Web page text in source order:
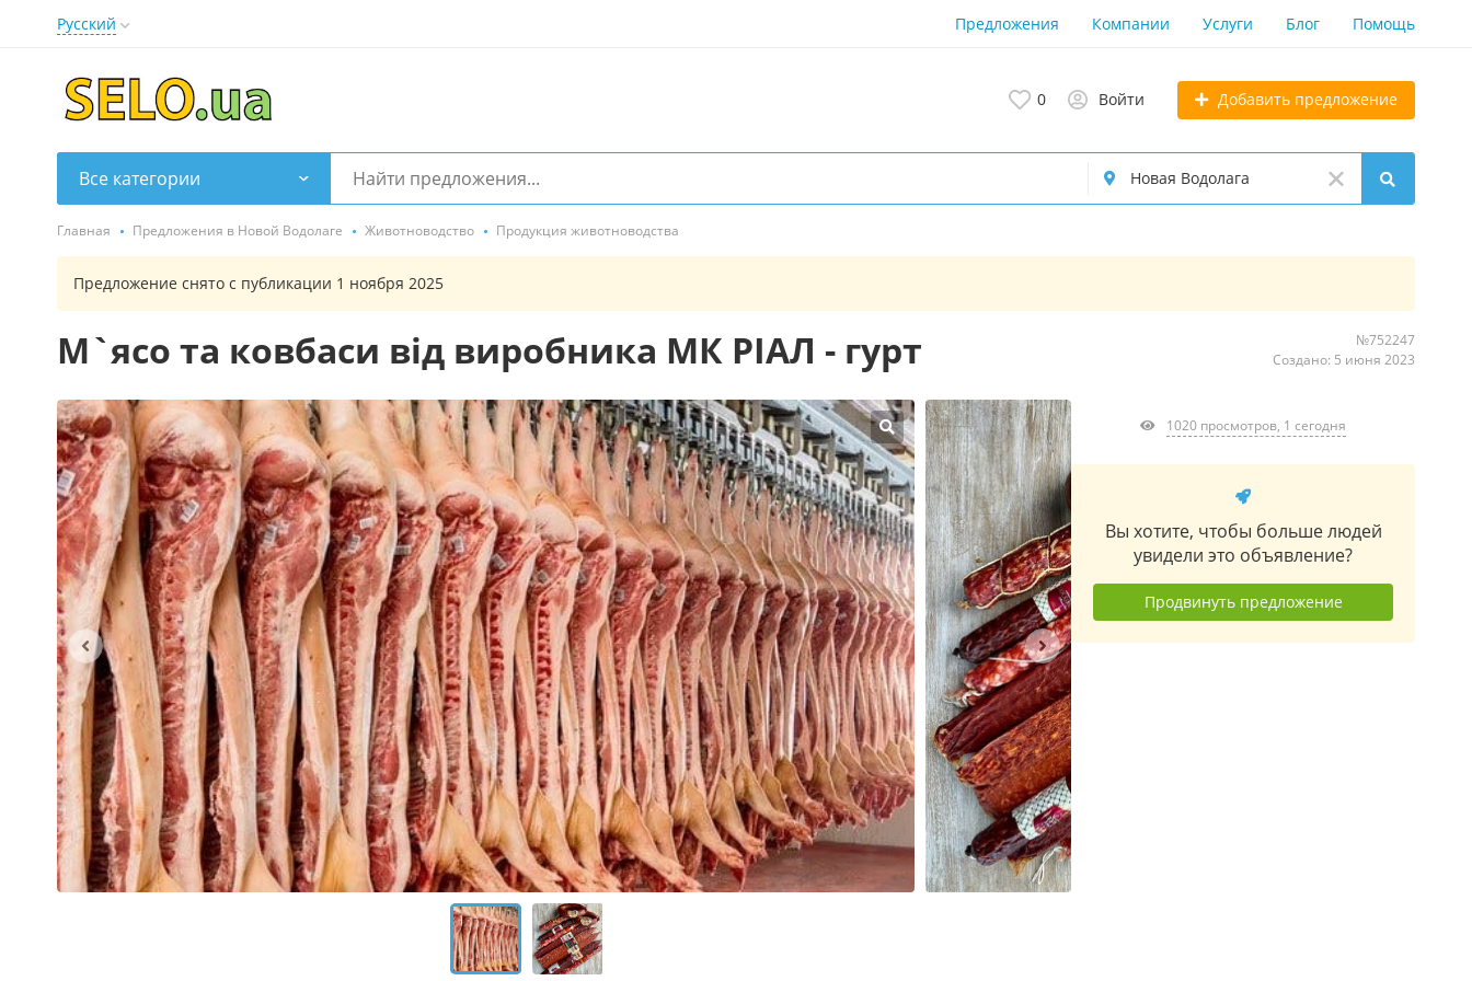
Русский Предложения Компании Услуги Блог Помощь
0 Войти Добавить предложение
Все категории
Главная Предложения в Новой Водолаге Животноводство Продукция животноводства
Предложение снято с публикации 1 ноября 2025
М`ясо та ковбаси від виробника МК РІАЛ - гурт
№752247
Создано: 5 июня 2023
1020 просмотров, 1 сегодня
Вы хотите, чтобы больше людей
увидели это объявление?
Продвинуть предложение